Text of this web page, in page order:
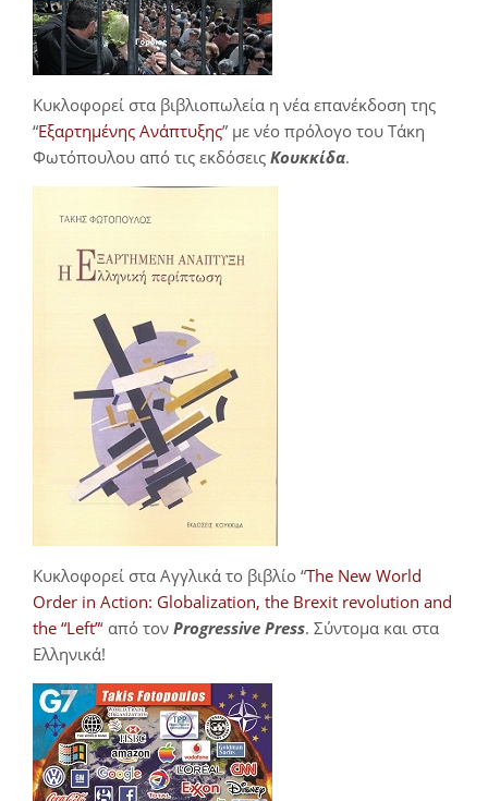
Κυκλοφορεί στα βιβλιοπωλεία η νέα επανέκδοση της
“Εξαρτημένης Ανάπτυξης” με νέο πρόλογο του Τάκη
Φωτόπουλου από τις εκδόσεις Κουκκίδα.
Κυκλοφορεί στα Αγγλικά το βιβλίο “The New World
Order in Action: Globalization, the Brexit revolution and
the “Left”‘ από τον Progressive Press. Σύντομα και στα
Ελληνικά!